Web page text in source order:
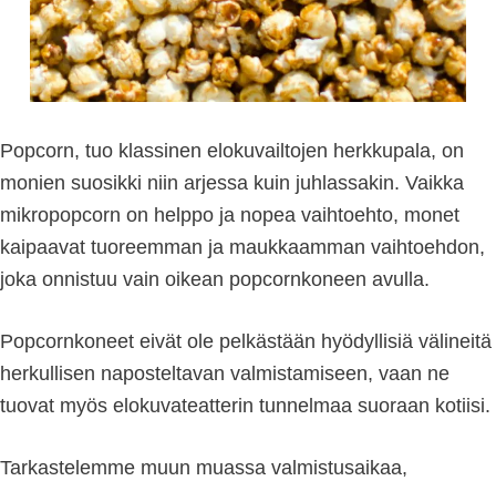
Popcorn, tuo klassinen elokuvailtojen herkkupala, on
monien suosikki niin arjessa kuin juhlassakin. Vaikka
mikropopcorn on helppo ja nopea vaihtoehto, monet
kaipaavat tuoreemman ja maukkaamman vaihtoehdon,
joka onnistuu vain oikean popcornkoneen avulla.
Popcornkoneet eivät ole pelkästään hyödyllisiä välineitä
herkullisen naposteltavan valmistamiseen, vaan ne
tuovat myös elokuvateatterin tunnelmaa suoraan kotiisi.
Tarkastelemme muun muassa valmistusaikaa,